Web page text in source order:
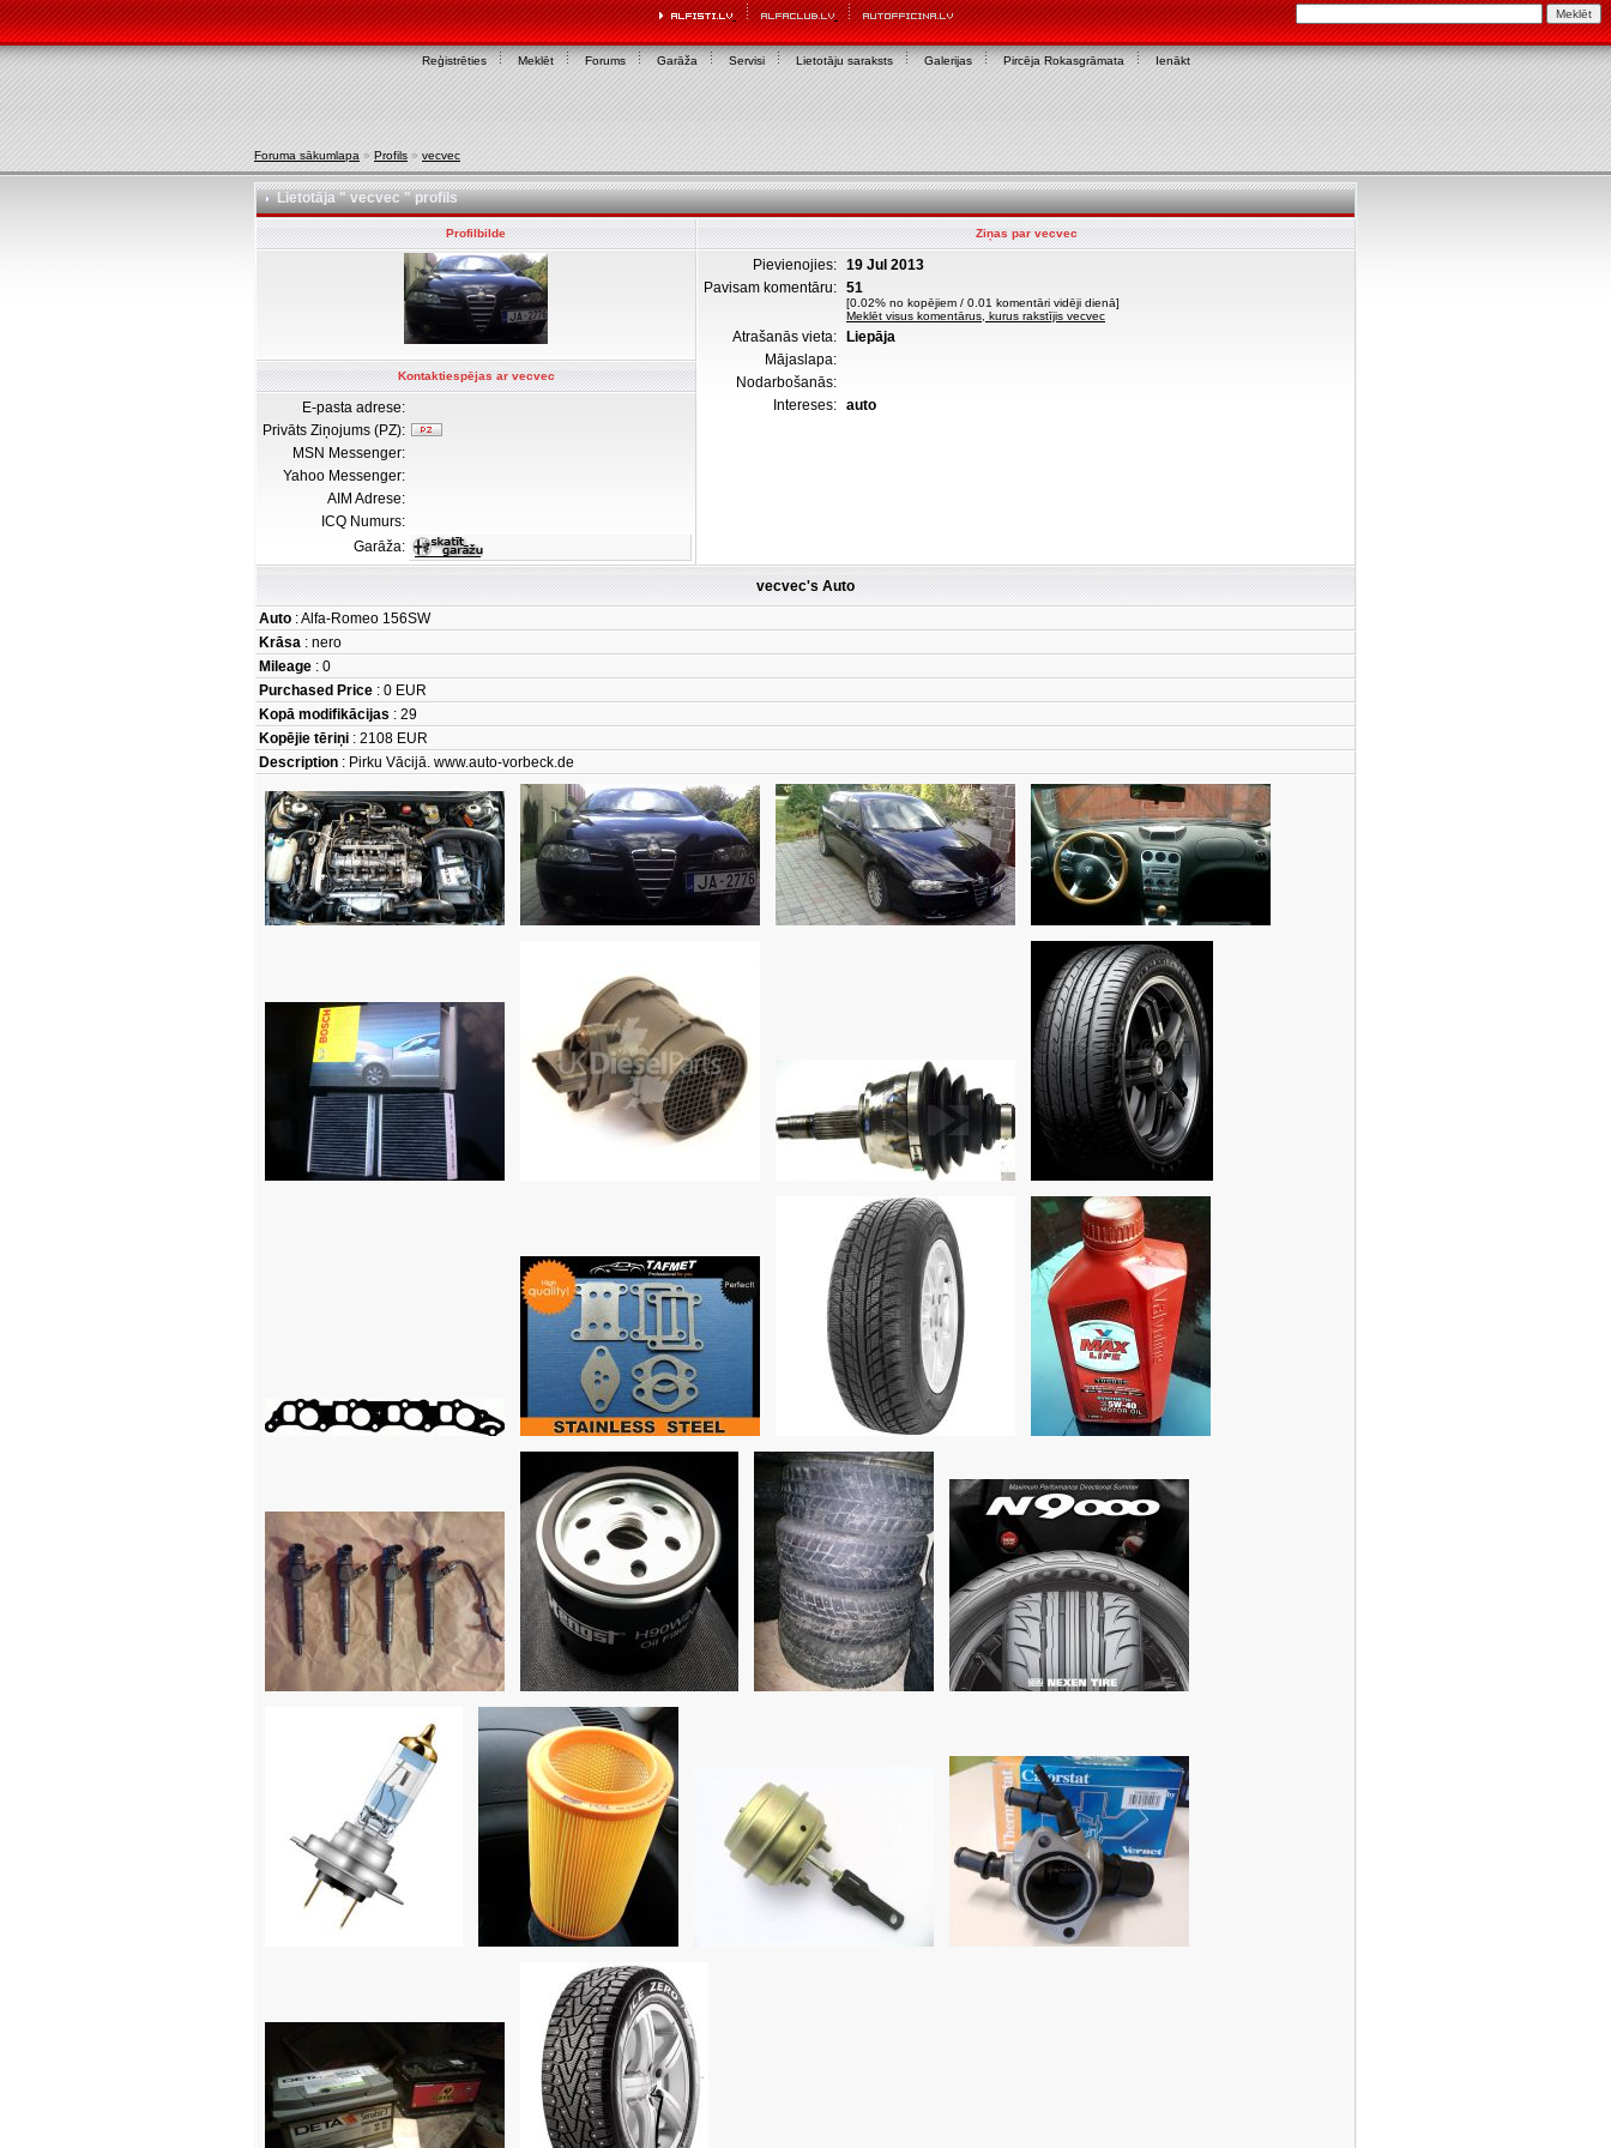
Reģistrēties Meklēt Forums Garāža Servisi Lietotāju saraksts Galerijas Pircēja Rokasgrāmata Ienākt
Foruma sākumlapa » Profils » vecvec
Lietotāja " vecvec " profils
Profilbilde Ziņas par vecvec
Pievienojies: 19 Jul 2013
Pavisam komentāru: 51
[0.02% no kopējiem / 0.01 komentāri vidēji dienā]
Meklēt visus komentārus, kurus rakstījis vecvec
Atrašanās vieta:
Liepāja
Mājaslapa:
Nodarbošanās:
Intereses: auto
Kontaktiespējas ar vecvec
E-pasta adrese:
Privāts Ziņojums (PZ):
MSN Messenger:
Yahoo Messenger:
AIM Adrese:
ICQ Numurs:
Garāža:
vecvec's Auto
Auto : Alfa-Romeo 156SW
Krāsa : nero
Mileage : 0
Purchased Price : 0 EUR
Kopā modifikācijas : 29
Kopējie tēriņi : 2108 EUR
Description : Pirku Vācijā. www.auto-vorbeck.de